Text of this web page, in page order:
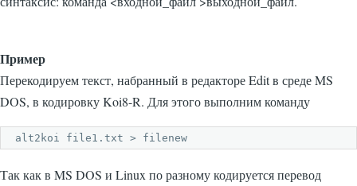
Пример
Перекодируем текст, набранный в редакторе Edit в среде MS
DOS, в кодировку Koi8-R. Для этого выполним команду
alt2koi file1.txt > filenew
Так как в MS DOS и Linux по разному кодируется перевод